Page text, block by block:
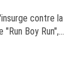
contre la
Boy Run",
LGBT+".